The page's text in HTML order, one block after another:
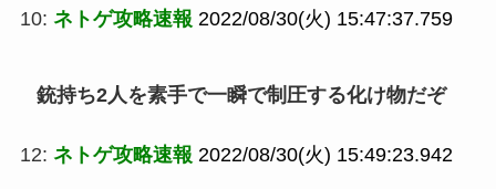
10: ネトゲ攻略速報 2022/08/30(火) 15:47:37.759
銃持ち2人を素手で一瞬で制圧する化け物だぞ
12: ネトゲ攻略速報 2022/08/30(火) 15:49:23.942